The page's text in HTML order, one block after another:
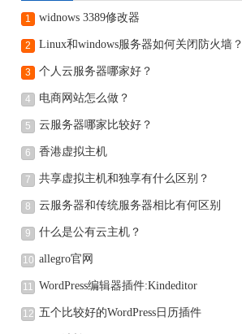
1 widnows 3389修改器
2 Linux和windows服务器如何关闭防火墙？
3 个人云服务器哪家好？
4 电商网站怎么做？
5 云服务器哪家比较好？
6 香港虚拟主机
7 共享虚拟主机和独享有什么区别？
8 云服务器和传统服务器相比有何区别
9 什么是公有云主机？
10 allegro官网
11 WordPress编辑器插件:Kindeditor
12 五个比较好的WordPress日历插件